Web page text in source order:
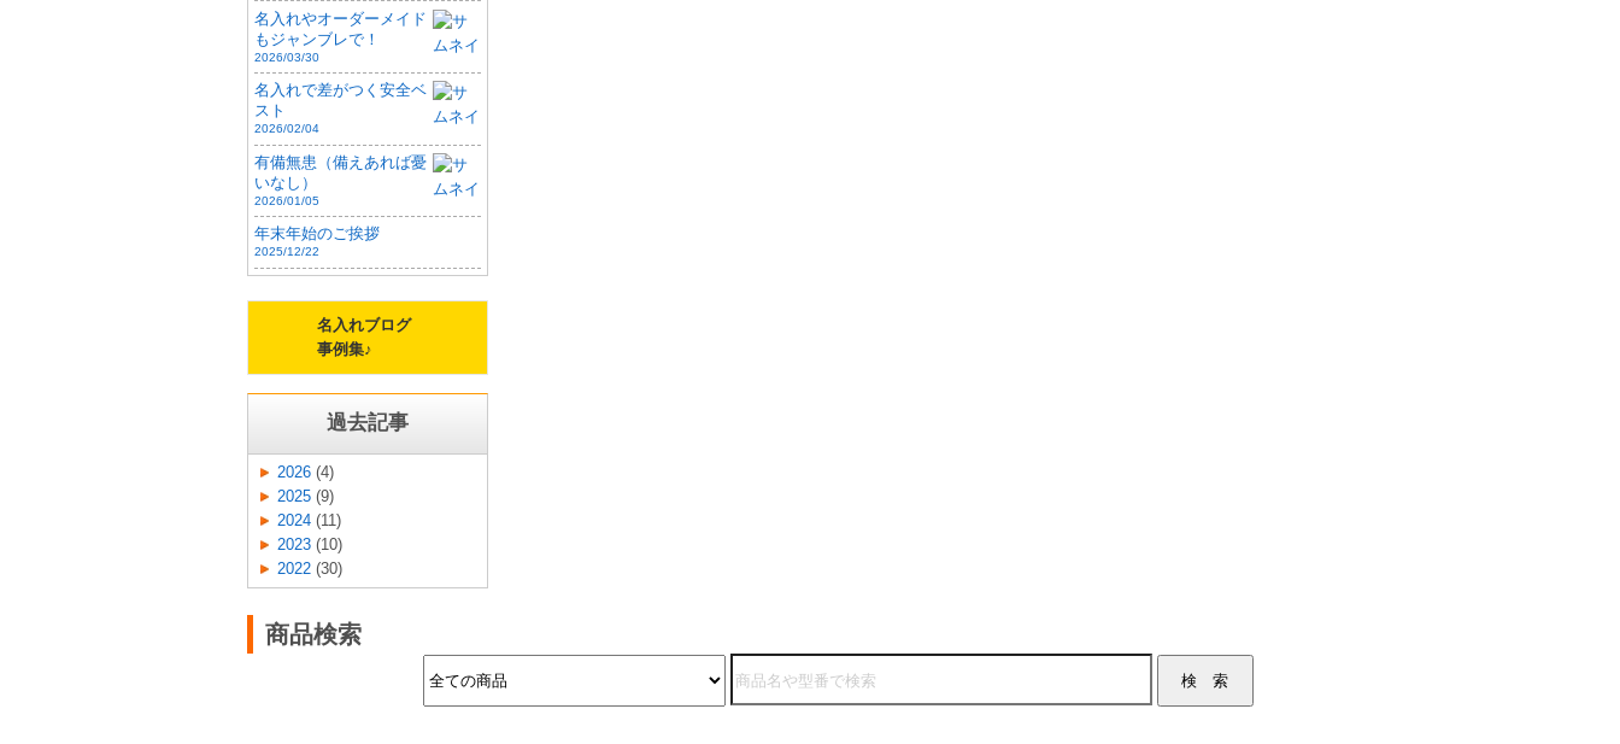
名入れやオーダーメイド
もジャンブレで！
2026/03/30
名入れで差がつく安全ベ
スト
2026/02/04
有備無患（備えあれば憂
いなし）
2026/01/05
年末年始のご挨拶
2025/12/22
名入れブログ
事例集♪
過去記事
2026 (4)
2025 (9)
2024 (11)
2023 (10)
2022 (30)
商品検索